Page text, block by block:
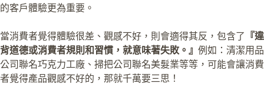
的客戶體驗更為重要。
當消費者覺得體驗很差、觀感不好，則會適得其反，包含了
『違
背道德或消費者規則和習慣，就意味著失敗。』 例如：清潔用品
公司聯名巧克力工廠、掃把公司聯名美髮業等等，可能會讓消費
者覺得產品觀感不好的，那就千萬要三思！